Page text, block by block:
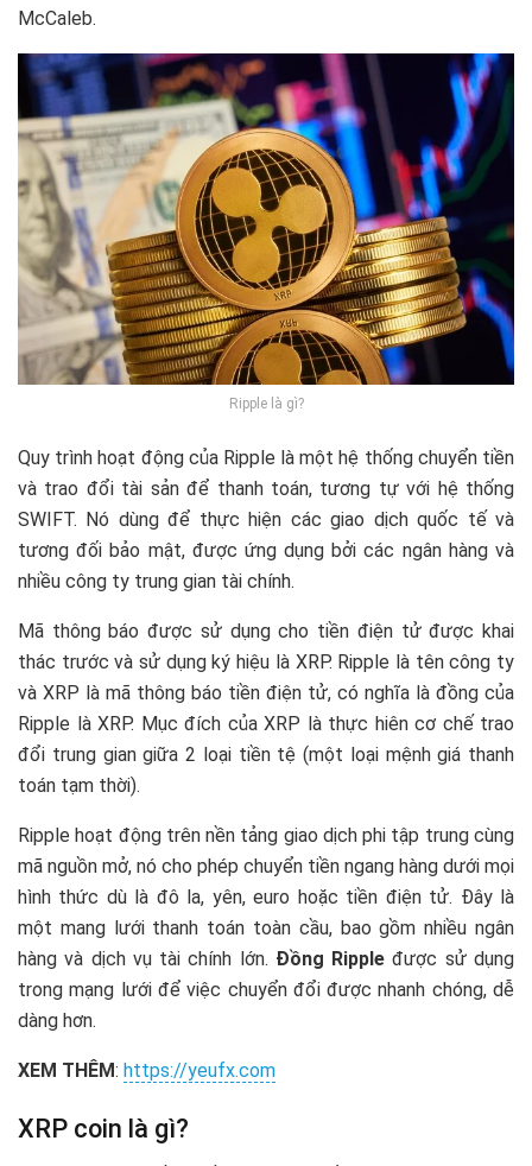
McCaleb.
Ripple là gì?
Quy trình hoạt động của Ripple là một hệ thống chuyển tiền
và trao đổi tài sản để thanh toán, tương tự với hệ thống
SWIFT. Nó dùng để thực hiện các giao dịch quốc tế và
tương đối bảo mật, được ứng dụng bởi các ngân hàng và
nhiều công ty trung gian tài chính.
Mã thông báo được sử dụng cho tiền điện tử được khai
thác trước và sử dụng ký hiệu là XRP. Ripple là tên công ty
và XRP là mã thông báo tiền điện tử, có nghĩa là đồng của
Ripple là XRP. Mục đích của XRP là thực hiên cơ chế trao
đổi trung gian giữa 2 loại tiền tệ (một loại mệnh giá thanh
toán tạm thời).
Ripple hoạt động trên nền tảng giao dịch phi tập trung cùng
mã nguồn mở, nó cho phép chuyển tiền ngang hàng dưới mọi
hình thức dù là đô la, yên, euro hoặc tiền điện tử. Đây là
một mang lưới thanh toán toàn cầu, bao gồm nhiều ngân
hàng và dịch vụ tài chính lớn. Đồng Ripple được sử dụng
trong mạng lưới để việc chuyển đổi được nhanh chóng, dễ
dàng hơn.
XEM THÊM: https://yeufx.com
XRP coin là gì?